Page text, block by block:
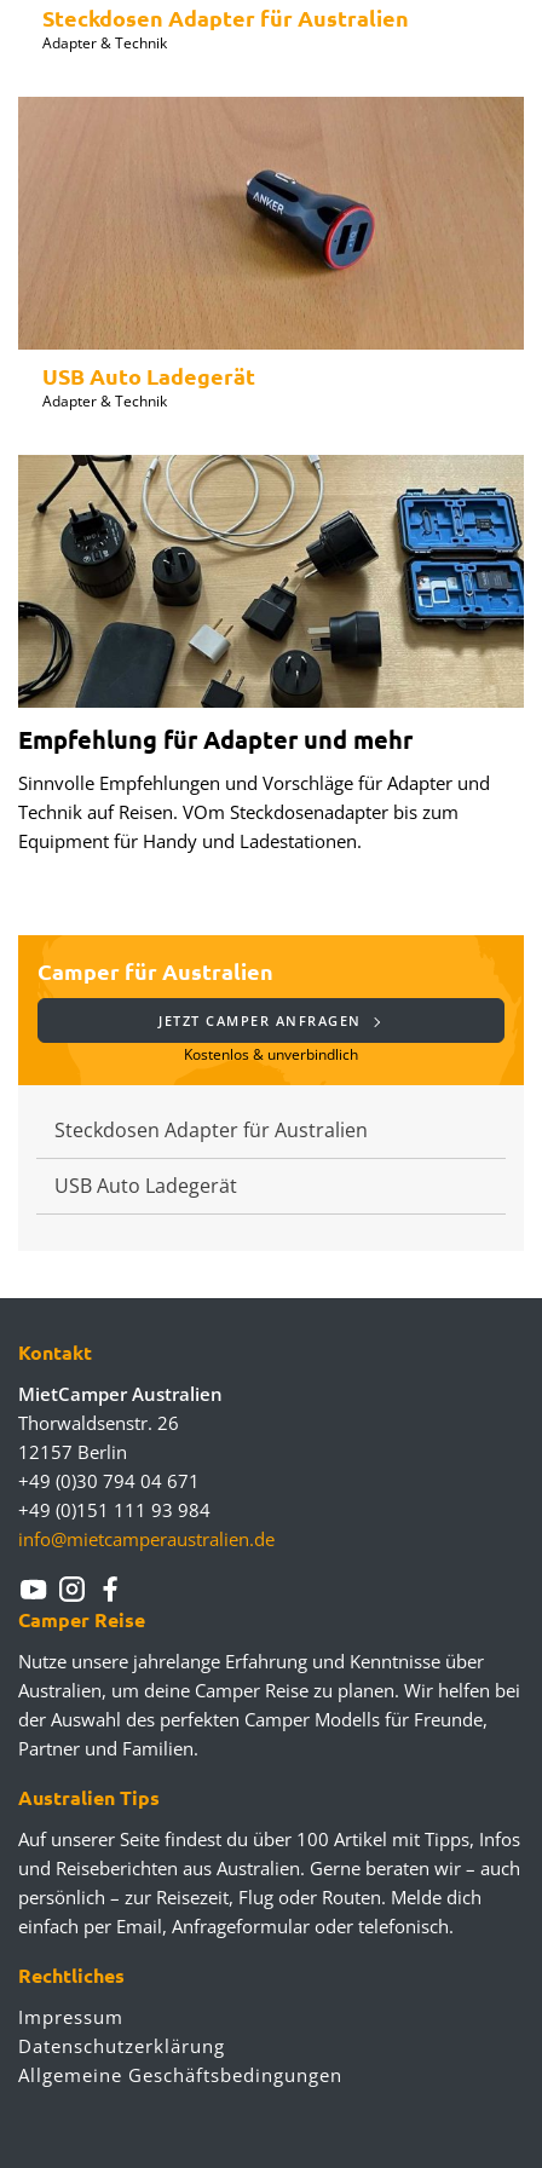
Steckdosen Adapter für Australien
Adapter & Technik
USB Auto Ladegerät
Adapter & Technik
Empfehlung für Adapter und mehr
Sinnvolle Empfehlungen und Vorschläge für Adapter und
Technik auf Reisen. VOm Steckdosenadapter bis zum
Equipment für Handy und Ladestationen.
Camper für Australien
JETZT CAMPER ANFRAGEN
Kostenlos & unverbindlich
Steckdosen Adapter für Australien
USB Auto Ladegerät
Kontakt
MietCamper Australien
Thorwaldsenstr. 26
12157 Berlin
+49 (0)30 794 04 671
+49 (0)151 111 93 984
info@mietcamperaustralien.de
Camper Reise
Nutze unsere jahrelange Erfahrung und Kenntnisse über
Australien, um deine Camper Reise zu planen. Wir helfen bei
der Auswahl des perfekten Camper Modells für Freunde,
Partner und Familien.
Australien Tips
Auf unserer Seite findest du über 100 Artikel mit Tipps, Infos
und Reiseberichten aus Australien. Gerne beraten wir – auch
persönlich – zur Reisezeit, Flug oder Routen. Melde dich
einfach per Email, Anfrageformular oder telefonisch.
Rechtliches
Impressum
Datenschutzerklärung
Allgemeine Geschäftsbedingungen